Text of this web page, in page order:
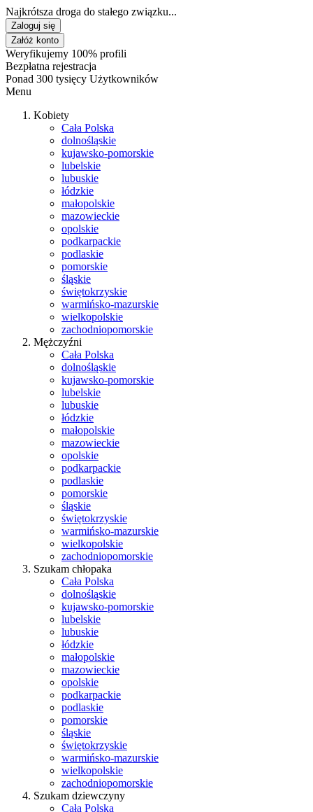
Najkrótsza droga do stałego związku...
Zaloguj się
Załóż konto
Weryfikujemy 100% profili
Bezpłatna rejestracja
Ponad 300 tysięcy Użytkowników
Menu
Kobiety
Cała Polska
dolnośląskie
kujawsko-pomorskie
lubelskie
lubuskie
łódzkie
małopolskie
mazowieckie
opolskie
podkarpackie
podlaskie
pomorskie
śląskie
świętokrzyskie
warmińsko-mazurskie
wielkopolskie
zachodniopomorskie
Mężczyźni
Cała Polska
dolnośląskie
kujawsko-pomorskie
lubelskie
lubuskie
łódzkie
małopolskie
mazowieckie
opolskie
podkarpackie
podlaskie
pomorskie
śląskie
świętokrzyskie
warmińsko-mazurskie
wielkopolskie
zachodniopomorskie
Szukam chłopaka
Cała Polska
dolnośląskie
kujawsko-pomorskie
lubelskie
lubuskie
łódzkie
małopolskie
mazowieckie
opolskie
podkarpackie
podlaskie
pomorskie
śląskie
świętokrzyskie
warmińsko-mazurskie
wielkopolskie
zachodniopomorskie
Szukam dziewczyny
Cała Polska